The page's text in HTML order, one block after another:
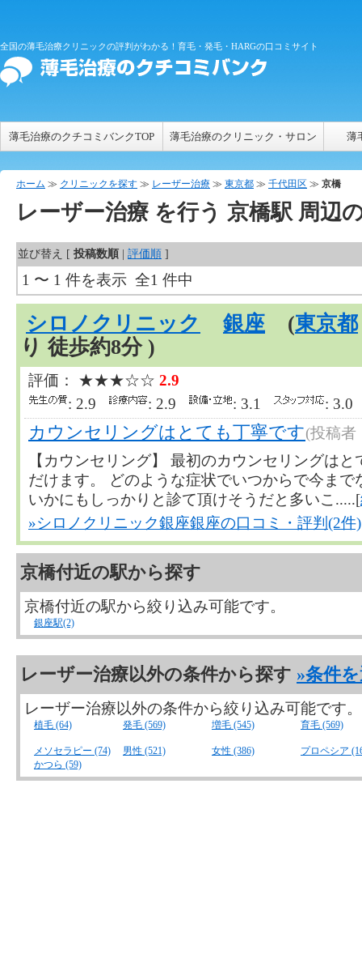
全国の薄毛治療クリニックの評判がわかる！育毛・発毛・HARGの口コミサイト
薄毛治療のクチコミバンクTOP 薄毛治療のクリニック・サロン 薄
ホーム ≫ クリニックを探す ≫ レーザー治療 ≫ 東京都 ≫ 千代田区 ≫ 京橋
レーザー治療 を行う 京橋駅 周辺
並び替え [ 投稿数順 評価順 ]
1 〜 1 件を表示 全1 件中
シロノクリニック 銀座 (東京都
り 徒歩約8分 )
評価： ★★★☆☆ 2.9
: 2.9
: 2.9 : 3.1 :
カウンセリングはとても丁寧です(投稿者
【カウンセリング】 最初のカウンセリングは
だけます。 どのような症状でいつからで今まで
いかにもしっかりと診て頂けそうだと多いこ.....[
»シロノクリニック銀座銀座の口コミ・評判(2件)
京橋付近の駅から探す
京橋付近の駅から絞り込み可能です。
銀座駅(2)
レーザー治療以外の条件から探す »条件
レーザー治療以外の条件から絞り込み可能です。
植毛 (64) 発毛 (569) 増毛 (545) 育毛 (569)
メソセラピー (74) 男性 (521) 女性 (386)
プロペシア
かつら (59)